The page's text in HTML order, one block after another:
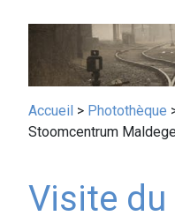
Fil
Accueil Photothèque
Stoomcentrum
Visite du